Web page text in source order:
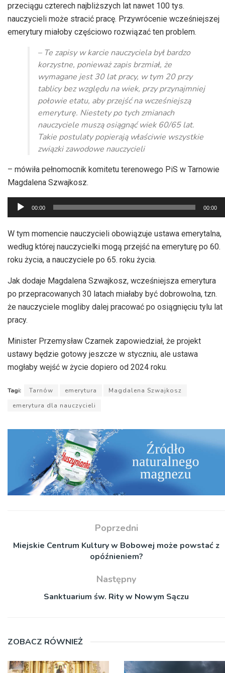
przeciągu czterech najbliższych lat nawet 100 tys.
nauczycieli może stracić pracę. Przywrócenie wcześniejszej
emerytury miałoby częściowo rozwiązać ten problem.
– Te zapisy w karcie nauczyciela był bardzo
korzystne, ponieważ zapis brzmiał, że
wymagane jest 30 lat pracy, w tym 20 przy
tablicy bez względu na wiek, przy przynajmniej
połowie etatu, aby przejść na wcześniejszą
emeryturę. Niestety po tych zmianach
nauczyciele muszą osiągnąć wiek 60/65 lat.
Takie postulaty popierają właściwie wszystkie
związki zawodowe nauczycieli
– mówiła pełnomocnik komitetu terenowego PiS w Tarnowie
Magdalena Szwajkosz.
Odtwarzacz
plików
dźwiękowych
00:00 00:00
W tym momencie nauczycieli obowiązuje ustawa emerytalna,
według której nauczycielki mogą przejść na emeryturę po 60.
roku życia, a nauczyciele po 65. roku życia.
Jak dodaje Magdalena Szwajkosz, wcześniejsza emerytura
po przepracowanych 30 latach miałaby być dobrowolna, tzn.
że nauczyciele mogliby dalej pracować po osiągnięciu tylu lat
pracy.
Minister Przemysław Czarnek zapowiedział, że projekt
ustawy będzie gotowy jeszcze w styczniu, ale ustawa
mogłaby wejść w życie dopiero od 2024 roku.
Tagi: Tarnów emerytura
Magdalena Szwajkosz
emerytura dla nauczycieli
Poprzedni
Miejskie Centrum Kultury w Bobowej może powstać z
opóźnieniem?
Następny
Sanktuarium św. Rity w Nowym Sączu
ZOBACZ RÓWNIEŻ